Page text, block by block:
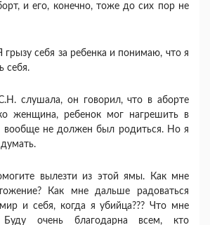
и его, конечно, тоже до сих пор не
грызу себя за ребенка и понимаю, что я
себя.
слушала, он говорил, что в аборте
женщина, ребенок мог нагрешить в
не должен был родиться. Но я
вылезти из этой ямы. Как мне
Как мне дальше радоваться
и себя, когда я убийца??? Что мне
Буду очень благодарна всем, кто